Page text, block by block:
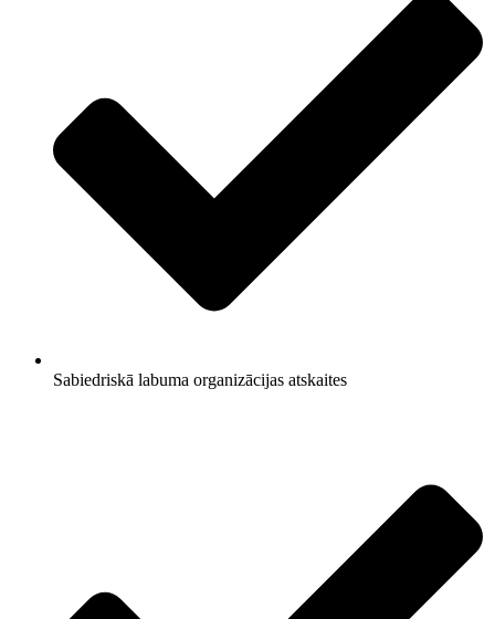
Sabiedriskā labuma organizācijas atskaites